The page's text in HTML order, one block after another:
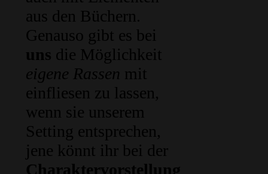
aus den Büchern.
Genauso gibt es bei
uns die Möglichkeit
eigene Rassen mit
einfliesen zu lassen,
wenn sie unserem
Setting entsprechen,
jene könnt ihr bei der
Charaktervorstellung